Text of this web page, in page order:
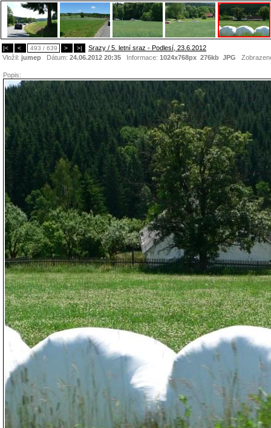
|< < 493 / 639 > >|
Srazy / 5. letní sraz - Podlesí, 23.6.2012
Vložil: jumep Dátum: 24.06.2012 20:35 Informace: 1024x768px 276kb JPG
Popis: